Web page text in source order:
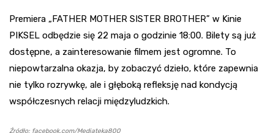
Premiera „FATHER MOTHER SISTER BROTHER” w Kinie
PIKSEL odbędzie się 22 maja o godzinie 18:00. Bilety są już
dostępne, a zainteresowanie filmem jest ogromne. To
niepowtarzalna okazja, by zobaczyć dzieło, które zapewnia
nie tylko rozrywkę, ale i głęboką refleksję nad kondycją
współczesnych relacji międzyludzkich.
Źródło: facebook.com/Mediateka800